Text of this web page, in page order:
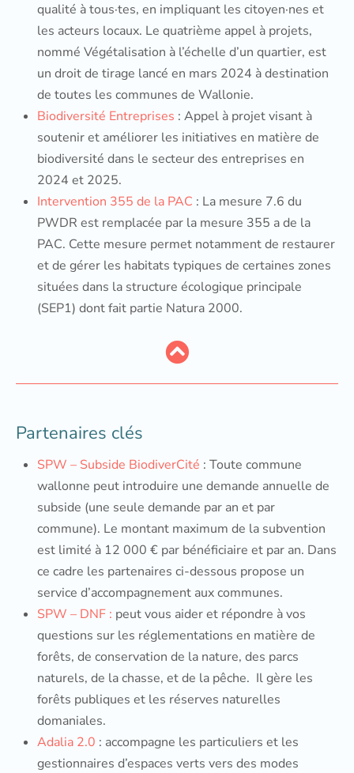
qualité à tous·tes, en impliquant les citoyen·nes et
les acteurs locaux. Le quatrième appel à projets,
nommé Végétalisation à l’échelle d’un quartier, est
un droit de tirage lancé en mars 2024 à destination
de toutes les communes de Wallonie.
Biodiversité Entreprises : Appel à projet visant à
soutenir et améliorer les initiatives en matière de
biodiversité dans le secteur des entreprises en
2024 et 2025.
Intervention 355 de la PAC : La mesure 7.6 du
PWDR est remplacée par la mesure 355 a de la
PAC. Cette mesure permet notamment de restaurer
et de gérer les habitats typiques de certaines zones
situées dans la structure écologique principale
(SEP1) dont fait partie Natura 2000.
Partenaires clés
SPW – Subside BiodiverCité : Toute commune
wallonne peut introduire une demande annuelle de
subside (une seule demande par an et par
commune). Le montant maximum de la subvention
est limité à 12 000 € par bénéficiaire et par an. Dans
ce cadre les partenaires ci-dessous propose un
service d’accompagnement aux communes.
SPW – DNF : peut vous aider et répondre à vos
questions sur les réglementations en matière de
forêts, de conservation de la nature, des parcs
naturels, de la chasse, et de la pêche. Il gère les
forêts publiques et les réserves naturelles
domaniales.
Adalia 2.0 : accompagne les particuliers et les
gestionnaires d’espaces verts vers des modes